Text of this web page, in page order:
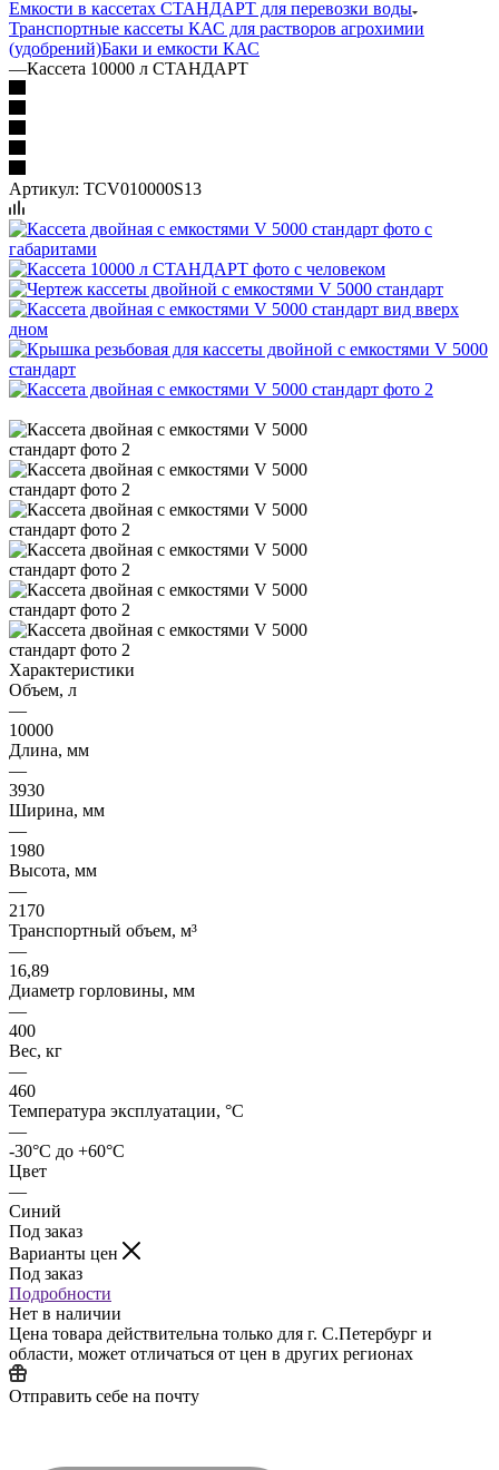
Емкости в кассетах СТАНДАРТ для перевозки воды
Транспортные кассеты КАС для растворов агрохимии
(удобрений)Баки и емкости КАС
—Кассета 10000 л СТАНДАРТ
Артикул: TCV010000S13
Характеристики
Объем, л
—
10000
Длина, мм
—
3930
Ширина, мм
—
1980
Высота, мм
—
2170
Транспортный объем, м³
—
16,89
Диаметр горловины, мм
—
400
Вес, кг
—
460
Температура эксплуатации, °C
—
-30°C до +60°C
Цвет
—
Синий
Под заказ
Варианты цен
Под заказ
Подробности
Нет в наличии
Цена товара действительна только для г. С.Петербург и
области, может отличаться от цен в других регионах
Отправить себе на почту